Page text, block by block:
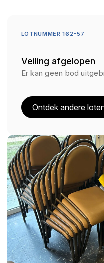
LOTNUMMER 162-57
Veiling afgelopen
Er kan geen bod
Ontdek andere